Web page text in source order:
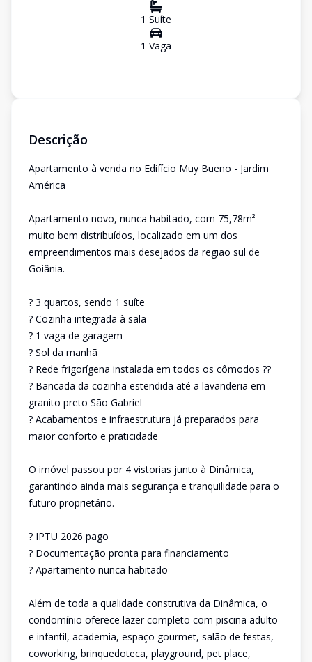
1 Suíte
1 Vaga
Descrição
Apartamento à venda no Edifício Muy Bueno - Jardim
América
Apartamento novo, nunca habitado, com 75,78m²
muito bem distribuídos, localizado em um dos
empreendimentos mais desejados da região sul de
Goiânia.
? 3 quartos, sendo 1 suíte
? Cozinha integrada à sala
? 1 vaga de garagem
? Sol da manhã
? Rede frigorígena instalada em todos os cômodos ??
? Bancada da cozinha estendida até a lavanderia em
granito preto São Gabriel
? Acabamentos e infraestrutura já preparados para
maior conforto e praticidade
O imóvel passou por 4 vistorias junto à Dinâmica,
garantindo ainda mais segurança e tranquilidade para o
futuro proprietário.
? IPTU 2026 pago
? Documentação pronta para financiamento
? Apartamento nunca habitado
Além de toda a qualidade construtiva da Dinâmica, o
condomínio oferece lazer completo com piscina adulto
e infantil, academia, espaço gourmet, salão de festas,
coworking, brinquedoteca, playground, pet place,